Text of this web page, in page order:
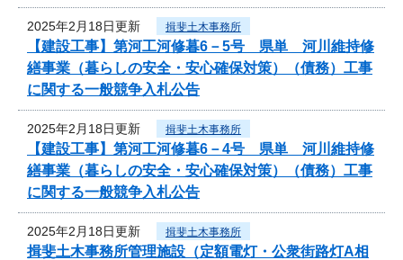
2025年2月18日更新 揖斐土木事務所
【建設工事】第河工河修暮6－5号 県単 河川維持修
繕事業（暮らしの安全・安心確保対策）（債務）工事
に関する一般競争入札公告
2025年2月18日更新 揖斐土木事務所
【建設工事】第河工河修暮6－4号 県単 河川維持修
繕事業（暮らしの安全・安心確保対策）（債務）工事
に関する一般競争入札公告
2025年2月18日更新 揖斐土木事務所
揖斐土木事務所管理施設（定額電灯・公衆街路灯A相